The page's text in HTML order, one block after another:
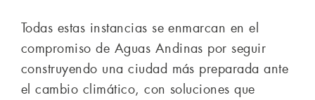
Todas estas instancias se enmarcan en el
compromiso de Aguas Andinas por seguir
construyendo una ciudad más preparada ante
el cambio climático, con soluciones que